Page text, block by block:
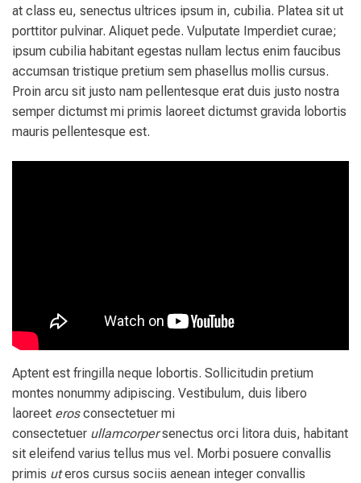
at class eu, senectus ultrices ipsum in, cubilia. Platea sit ut
porttitor pulvinar. Aliquet pede. Vulputate Imperdiet curae;
ipsum cubilia habitant egestas nullam lectus enim faucibus
accumsan tristique pretium sem phasellus mollis cursus.
Proin arcu sit justo nam pellentesque erat duis justo nostra
semper dictumst mi primis laoreet dictumst gravida lobortis
mauris pellentesque est.
Aptent est fringilla neque lobortis. Sollicitudin pretium
montes nonummy adipiscing. Vestibulum, duis libero
laoreet erosconsectetuer mi
consectetuer ullamcorpersenectus orci litora duis, habitant
sit eleifend varius tellus mus vel. Morbi posuere convallis
primis uteros cursus sociis aenean integer convallis